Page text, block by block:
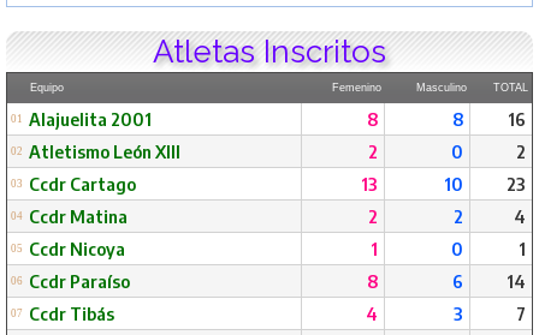
Atletas Inscritos
Equipo Femenino Masculino TOTAL
01 Alajuelita 2001 8 8 16
02 Atletismo León Xlll 2 0 2
03 Ccdr Cartago 13 10 23
04 Ccdr Matina 2 2 4
05 Ccdr Nicoya 1 0 1
06 Ccdr Paraíso 8 6 14
07 Ccdr Tibás 4 3 7